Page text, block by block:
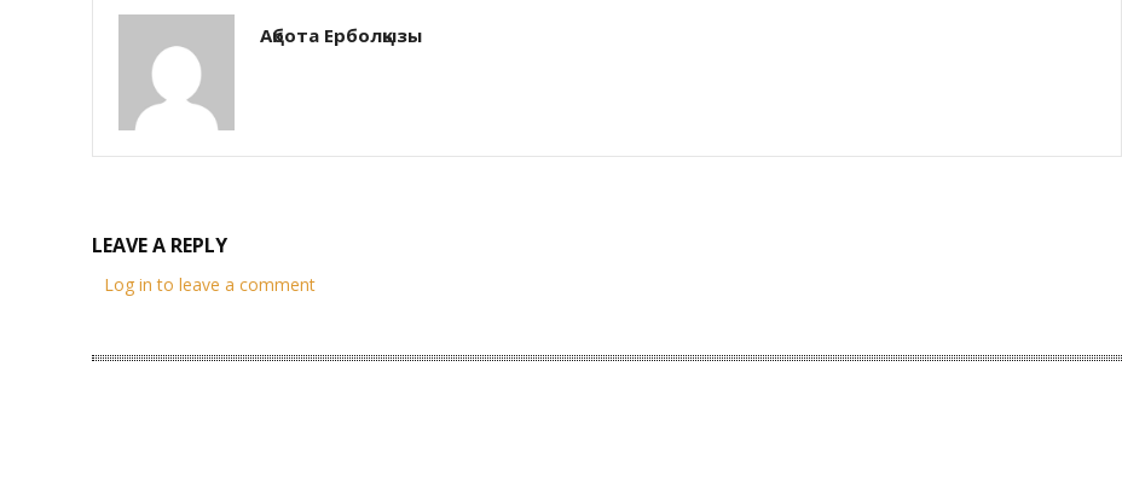
Ақбота Ерболқызы
LEAVE A REPLY
Log in to leave a comment